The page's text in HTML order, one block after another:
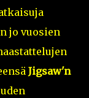
jo vuosien
Jigsaw'n